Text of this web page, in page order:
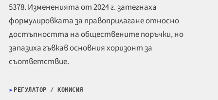
5378. Измененията от 2024 г. затегнаха
формулировката за правоприлагане относно
достъпността на обществените поръчки, но
запазиха гъвкав основния хоризонт за
съответствие.
РЕГУЛАТОР / КОМИСИЯ